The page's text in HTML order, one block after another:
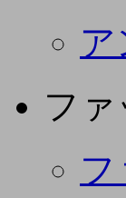
フ